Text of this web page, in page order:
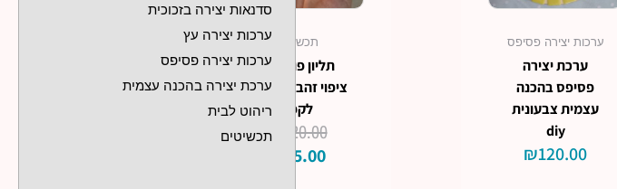
ערכות יצירה פסיפס
ערכת יצירה
פסיפס בהכנה
עצמית צבעונית
diy
₪120.00
תכשיטים
תליון פול קפה
ציפוי זהב למכורים
לקפה
₪ 120.00
85.00
סדנאות יצירה בזכוכית
ערכות יצירה עץ
ערכות יצירה פסיפס
ערכת יצירה בהכנה עצמית
ריהוט לבית
תכשיטים